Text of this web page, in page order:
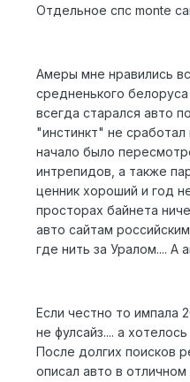
Отдельное спс monte
Амеры мне нравились
средненького
всегда старался авто
"инстинкт" не
начало было
интрепидов, а также
ценник хороший и год
просторах байнета
авто сайтам
где нить за Уралом.... А
Если честно то импала
не фулсайз.... а
После долгих поисков
описал авто в отличном